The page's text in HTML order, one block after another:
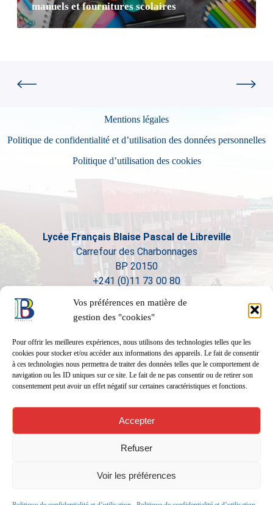
Vos préférences en matière de
gestion des "cookies"
Pour offrir les meilleures expériences, nous utilisons des technologies telles que les
cookies pour stocker et/ou accéder aux informations des appareils. Le fait de consentir
à ces technologies nous permettra de traiter des données telles que le comportement de
navigation ou les ID uniques sur ce site. Le fait de ne pas consentir ou de retirer son
consentement peut avoir un effet négatif sur certaines caractéristiques et fonctions.
Accepter
Refuser
Voir les préférences
manuels et fournitures scolaires
Mentions légales
Politique de confidentialité et d’utilisation des données personnelles
Politique d’utilisation des cookies
Lycée Français Blaise Pascal de Libreville
Carrefour des Charbonnages
BP 20150
+241 (0)11 73 00 80